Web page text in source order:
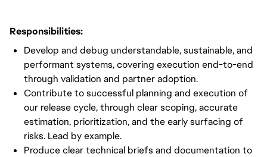
Responsibilities:
Develop and debug understandable, sustainable, and
performant systems, covering execution end-to-end
through validation and partner adoption.
Contribute to successful planning and execution of
our release cycle, through clear scoping, accurate
estimation, prioritization, and the early surfacing of
risks. Lead by example.
Produce clear technical briefs and documentation to